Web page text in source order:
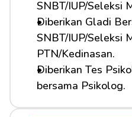
SNBT/IUP/Seleksi
Diberikan Gladi
SNBT/IUP/Seleksi
PTN/Kedinasan.
Diberikan Tes
bersama Psikolog.